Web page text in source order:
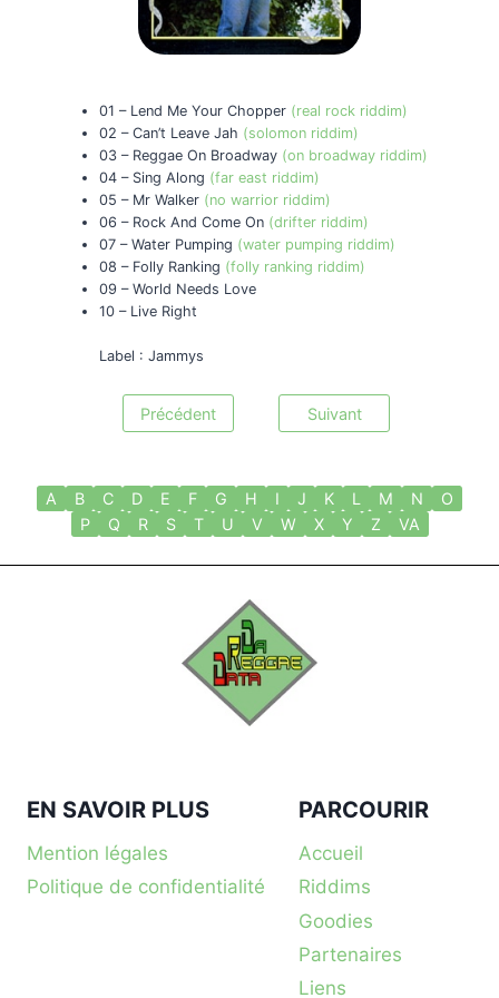
01 – Lend Me Your Chopper (real rock riddim)
02 – Can’t Leave Jah (solomon riddim)
03 – Reggae On Broadway (on broadway riddim)
04 – Sing Along (far east riddim)
05 – Mr Walker (no warrior riddim)
06 – Rock And Come On (drifter riddim)
07 – Water Pumping (water pumping riddim)
08 – Folly Ranking (folly ranking riddim)
09 – World Needs Love
10 – Live Right
Label : Jammys
Précédent Suivant
A B C D E F G H I J K L M N
O
P
Q R S T U V W X Y Z VA
EN SAVOIR PLUS
Mention légales
Politique de confidentialité
PARCOURIR
Accueil
Riddims
Goodies
Partenaires
Liens